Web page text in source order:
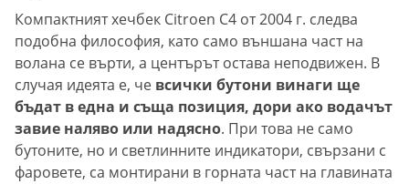
Компактният хечбек Citroen C4 от 2004 г. следва
подобна философия, като само външана част на
волана се върти, а центърът остава неподвижен. В
случая идеята е, че всички бутони винаги ще
бъдат в една и съща позиция, дори ако водачът
завие наляво или надясно. При това не само
бутоните, но и светлинните индикатори, свързани с
фаровете, са монтирани в горната част на главината